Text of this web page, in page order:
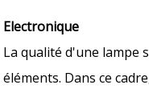
Electronique
La qualité d'une lampe
éléments. Dans ce